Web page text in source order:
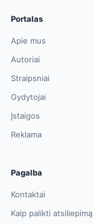
Portalas
Apie mus
Autoriai
Straipsniai
Gydytojai
Įstaigos
Reklama
Pagalba
Kontaktai
Kaip palikti atsiliepimą